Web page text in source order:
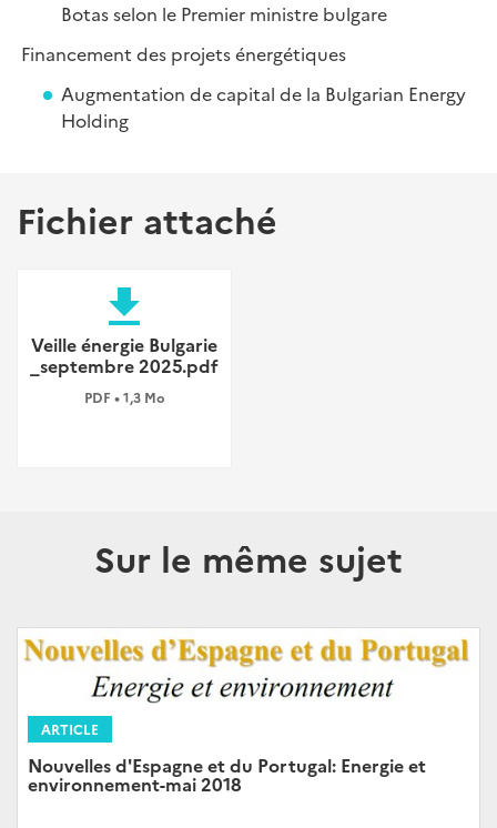
Botas selon le Premier ministre bulgare
Financement des projets énergétiques
Augmentation de capital de la Bulgarian Energy
Holding
Fichier attaché
file_download
Veille énergie Bulgarie
_septembre 2025.pdf
PDF • 1,3 Mo
Sur le même sujet
ARTICLE
Nouvelles d'Espagne et du Portugal: Energie et
environnement-mai 2018